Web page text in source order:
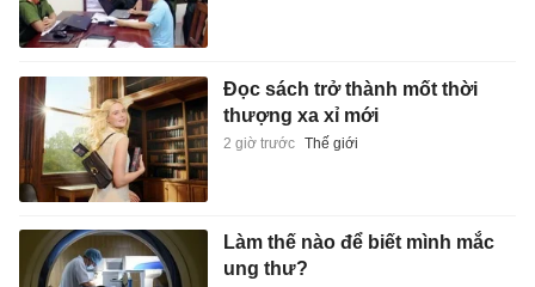
Đọc sách trở thành mốt thời
thượng xa xỉ mới
2 giờ trước Thế giới
Làm thế nào để biết mình mắc
ung thư?